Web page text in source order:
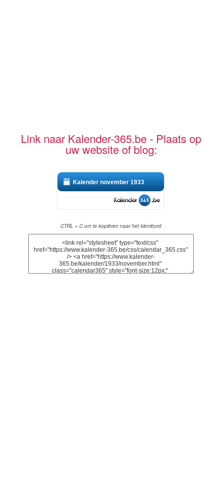
Link naar Kalender-365.be - Plaats op
uw website of blog:
Kalender november 1933
CTRL + C om te kopiëren naar het klembord